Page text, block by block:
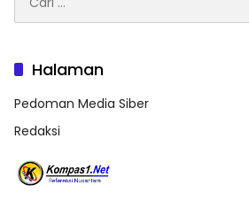
untuk:
Halaman
Pedoman Media Siber
Redaksi